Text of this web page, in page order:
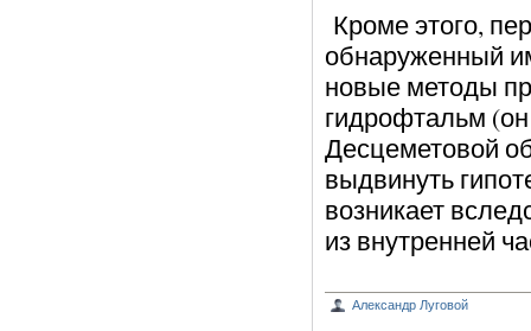
Кроме этого,
обнаруженный
новые методы
гидрофтальм
Десцеметовой
выдвинуть
возникает
из внутренней
Александр Луговой